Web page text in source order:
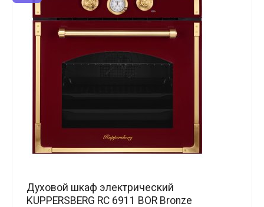
Духовой шкаф электрический
KUPPERSBERG RC 6911 BOR Bronze